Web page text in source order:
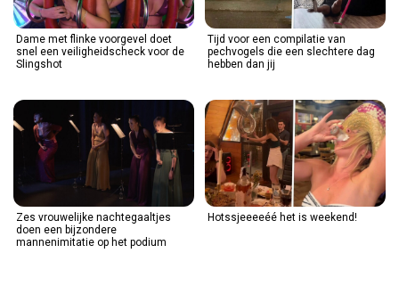
Dame met flinke voorgevel doet
snel een veiligheidscheck voor de
Slingshot
Tijd voor een compilatie van
pechvogels die een slechtere dag
hebben dan jij
Zes vrouwelijke nachtegaaltjes
doen een bijzondere
mannenimitatie op het podium
Hotssjeeeeéé het is weekend!